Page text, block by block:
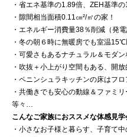
・省エネ基準の1.89倍、ZEH基準の
・隙間相当面積0.11㎝²/㎡の家！
・エネルギー消費量38％削減（発
・冬の朝６時に無暖房でも室温15℃
・可愛さもあるナチュラル＆モダ
・吹抜＋小上がり空間もある、開放
・ペニンシュラキッチンの床はフロ
・共働きでも安心の動線＆ファミ
等々…
こんなご家族におススメな体感見学
・小さなお子様と暮らす、子育て